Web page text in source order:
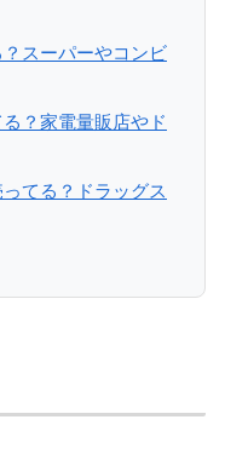
スーパーやコンビ
？家電量販店やド
てる？ドラッグス